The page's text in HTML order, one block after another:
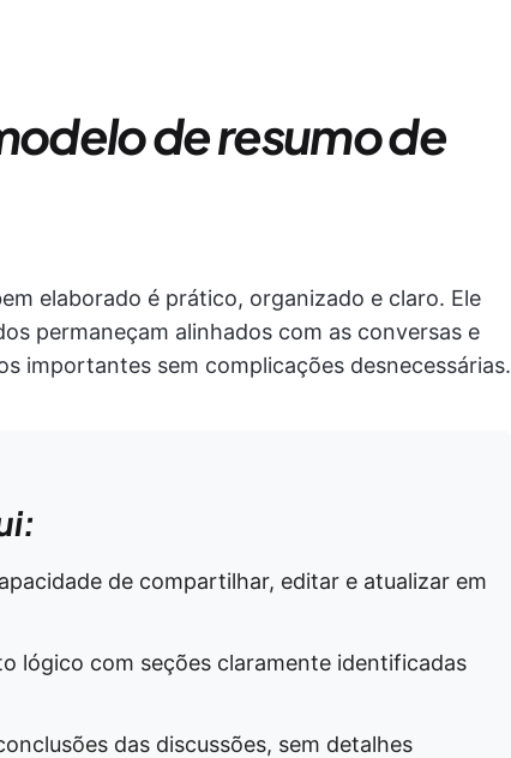
de resumo de
elaborado é prático, organizado e claro. Ele
permaneçam alinhados com as conversas e
importantes sem complicações desnecessárias.
de compartilhar, editar e atualizar em
lógico com seções claramente identificadas
das discussões, sem detalhes